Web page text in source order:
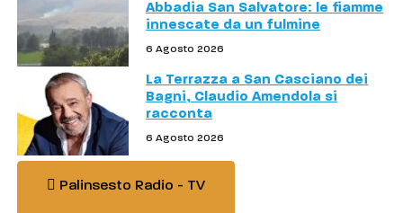
Abbadia San Salvatore: le fiamme
innescate da un fulmine
6 Agosto 2026
La Terrazza a San Casciano dei
Bagni, Claudio Amendola si
racconta
6 Agosto 2026
Palinsesto Radio - TV